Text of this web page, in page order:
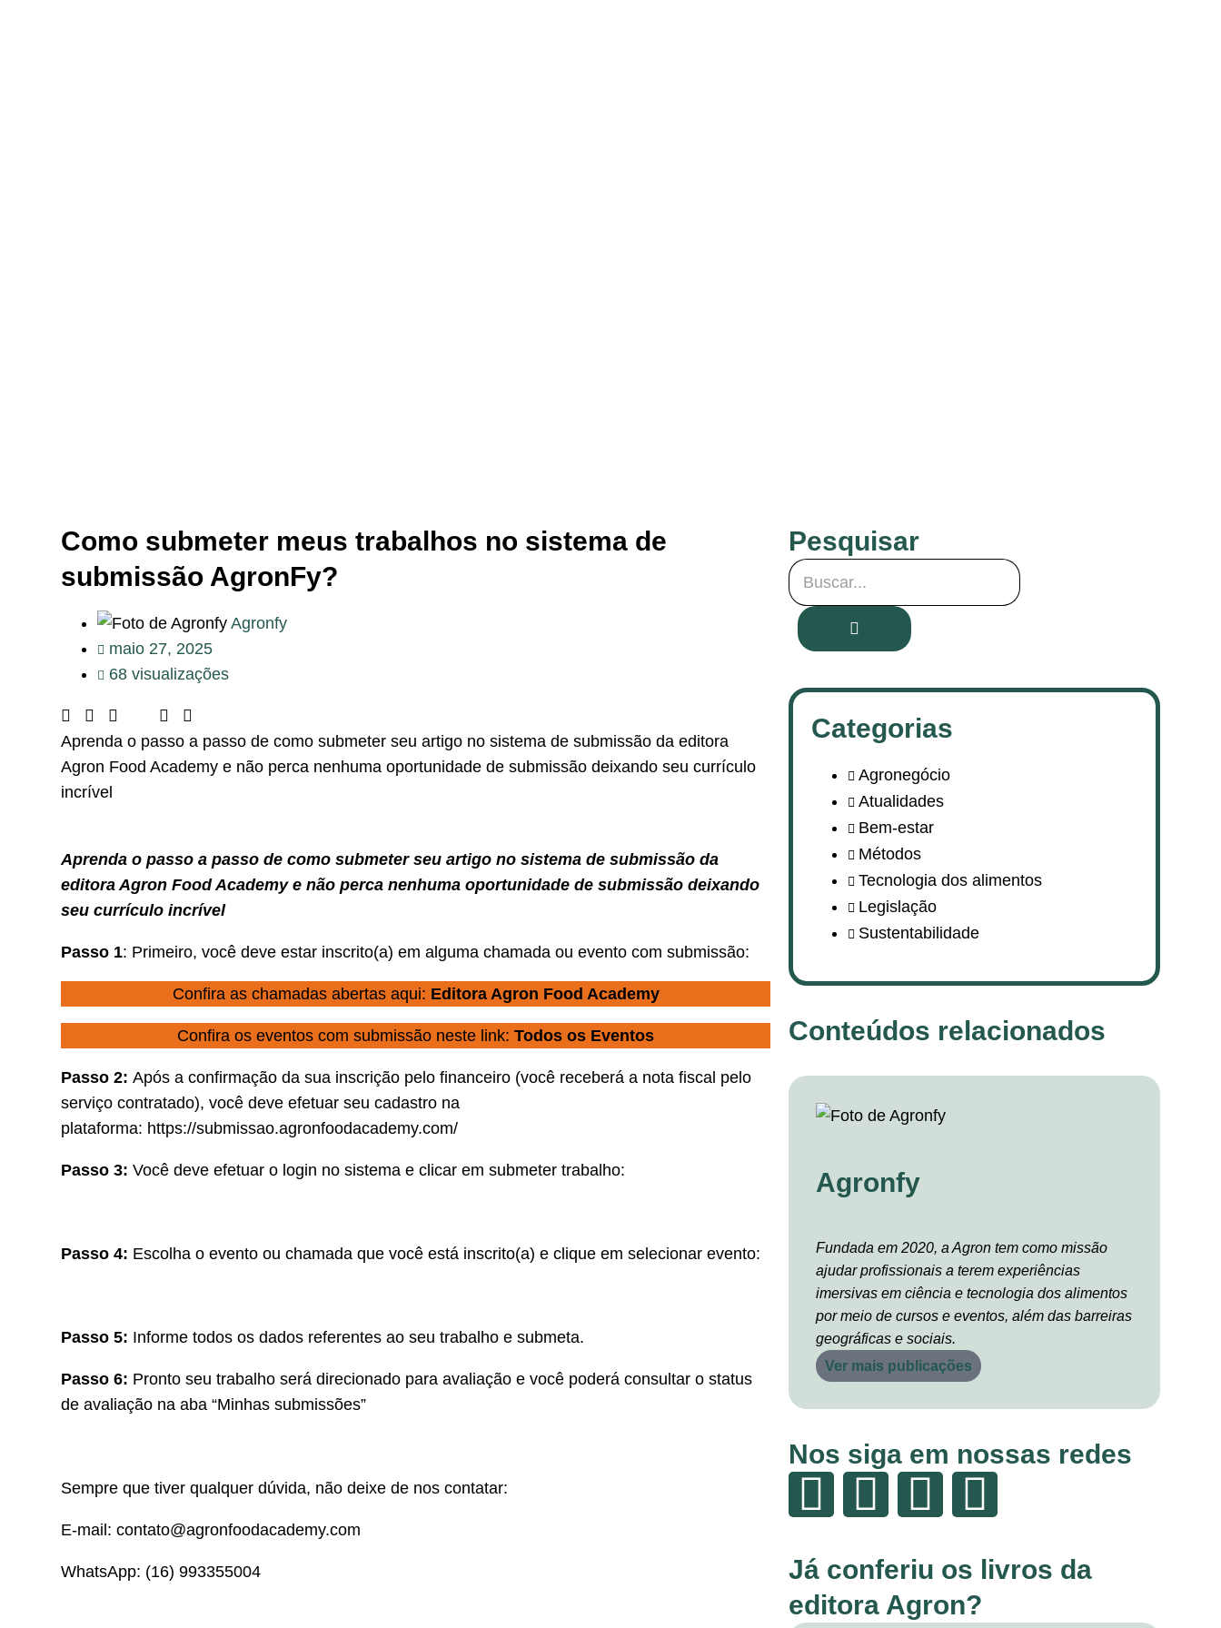
Como submeter meus trabalhos no sistema de
submissão AgronFy?
Agronfy
maio 27, 2025
68 visualizações
Aprenda o passo a passo de como submeter seu artigo no sistema de submissão da editora
Agron Food Academy e não perca nenhuma oportunidade de submissão deixando seu currículo
incrível
Aprenda o passo a passo de como submeter seu artigo no sistema de submissão da
editora Agron Food Academy e não perca nenhuma oportunidade de submissão deixando
seu currículo incrível
Passo 1: Primeiro, você deve estar inscrito(a) em alguma chamada ou evento com submissão:
Confira as chamadas abertas aqui: Editora Agron Food Academy
Confira os eventos com submissão neste link: Todos os Eventos
Passo 2: Após a confirmação da sua inscrição pelo financeiro (você receberá a nota fiscal pelo
serviço contratado), você deve efetuar seu cadastro na
plataforma: https://submissao.agronfoodacademy.com/
Passo 3: Você deve efetuar o login no sistema e clicar em submeter trabalho:
Passo 4: Escolha o evento ou chamada que você está inscrito(a) e clique em selecionar evento:
Passo 5: Informe todos os dados referentes ao seu trabalho e submeta.
Passo 6: Pronto seu trabalho será direcionado para avaliação e você poderá consultar o status
de avaliação na aba “Minhas submissões”
Sempre que tiver qualquer dúvida, não deixe de nos contatar:
E-mail: contato@agronfoodacademy.com
WhatsApp: (16) 993355004
Pesquisar
Categorias
Agronegócio
Atualidades
Bem-estar
Métodos
Tecnologia dos alimentos
Legislação
Sustentabilidade
Conteúdos relacionados
Agronfy
Fundada em 2020, a Agron tem como missão
ajudar profissionais a terem experiências
imersivas em ciência e tecnologia dos alimentos
por meio de cursos e eventos, além das barreiras
geográficas e sociais.
Ver mais publicações
Nos siga em nossas redes
Já conferiu os livros da
editora Agron?